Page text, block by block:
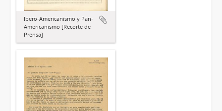
Ibero-Americanismo y Pan-
Americanismo [Recorte de
Prensa]